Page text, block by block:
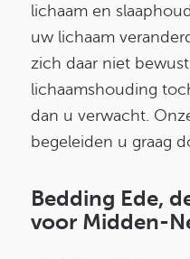
lichaam en
uw lichaam
zich daar niet
lichaamshouding
dan u verwacht.
begeleiden u graag
Bedding Ede,
voor Midden-